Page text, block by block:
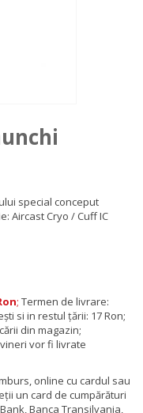
special conceput
Aircast Cryo / Cuff IC
; Termen de livrare:
si in restul țării: 17 Ron;
din magazin;
vor fi livrate
online cu cardul sau
un card de cumpărături
Banca Transilvania,